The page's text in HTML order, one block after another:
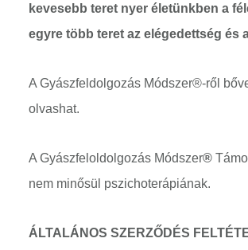
kevesebb teret nyer életünkben a
egyre több teret az elégedettség és
A Gyászfeldolgozás Módszer®-ről
olvashat.
A Gyászfeloldolgozás Módszer®
nem minősül pszichoterápiának.
ÁLTALÁNOS SZERZŐDÉS